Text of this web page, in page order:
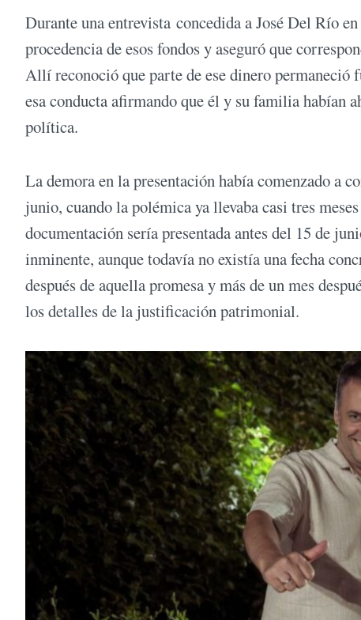
Durante una entrevista concedida a José Del Río
procedencia de esos fondos y aseguró que
Allí reconoció que parte de ese dinero
esa conducta afirmando que él y su familia habían
política.
La demora en la presentación había comenzado a
junio, cuando la polémica ya llevaba casi tres
documentación sería presentada antes del 15 de
inminente, aunque todavía no existía una fecha
después de aquella promesa y más de un mes
los detalles de la justificación patrimonial.